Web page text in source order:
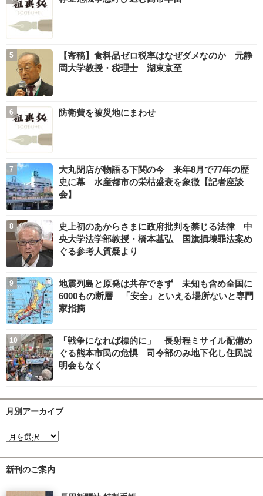
【寄稿】食料品ゼロ税率はなぜダメなのか 元静
岡大学教授・税理士 湖東京至
防衛費を被災地にまわせ
大丸閉店が物語る下関の今 来年8月で77年の歴
史に幕 水産都市の栄枯盛衰を象徴【記者座談
会】
史上初のあからさまに政府批判を禁じる法律 中
央大学法学部教授・橋本基弘 国旗損壊罪法案め
ぐる参考人質疑より
地震列島と原発は共存できず 未知も含め全国に
6000もの断層 「安全」といえる場所ないと専門
家指摘
「戦争になれば標的に」 長射程ミサイル配備め
ぐる熊本市民の危惧 司令部のみ地下化し住民説
明会もなく
月別アーカイブ
新刊のご案内